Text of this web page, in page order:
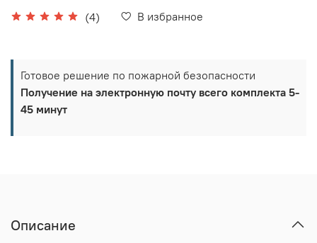
(4) В избранное
Готовое решение по пожарной безопасности
Получение на электронную почту всего комплекта 5-
45 минут
Описание